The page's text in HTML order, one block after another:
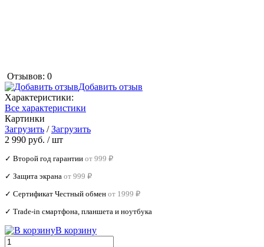
Отзывов: 0
Добавить отзыв
Характеристики:
Все характеристики
Картинки
Загрузить /Загрузить
2 990 руб. / шт
✓ Второй год гарантии от 999 ₽
✓ Защита экрана от 999 ₽
✓ Сертификат Честный обмен от 1999 ₽
✓ Trade‑in смартфона, планшета и ноутбука
В корзину